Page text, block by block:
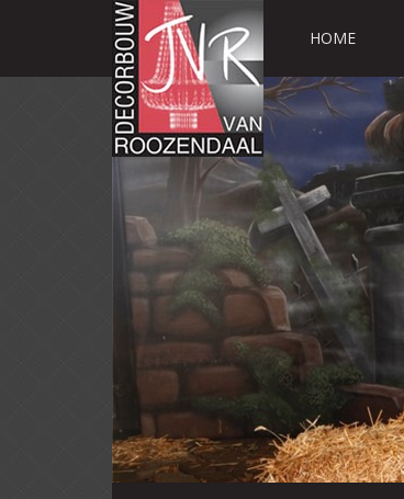
HOME